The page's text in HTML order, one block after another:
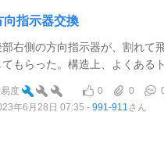
向指示器交換
部右側の方向指示器が、割れて
てもらった。構造上、よくある
度 0 0
年6月28日 07:35
991-911さん